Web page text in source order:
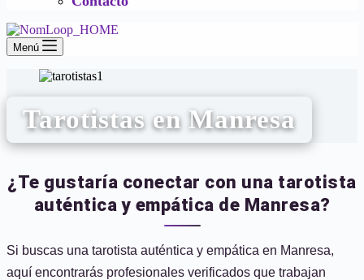
Menú
Tarotistas en Manresa
¿Te gustaría conectar con una tarotista
auténtica y empática de Manresa?
Si buscas una tarotista auténtica y empática en Manresa,
aquí encontrarás profesionales verificados que trabajan